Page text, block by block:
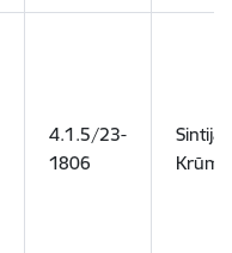
4.1.5/23-
1806
Sintija